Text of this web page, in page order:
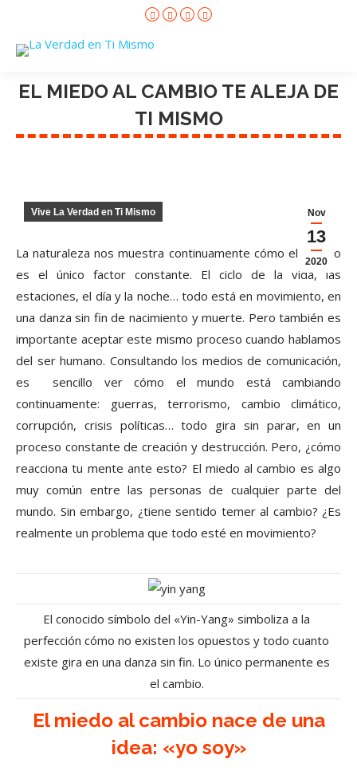
Facebook
window
X
window
Instagram
window
YouTube
window
EL MIEDO AL CAMBIO TE ALEJA DE
TI MISMO
Nov
13
2020
Vive La Verdad en Ti Mismo
La naturaleza nos muestra continuamente cómo el cambio
es el único factor constante. El ciclo de la vida, las
estaciones, el día y la noche… todo está en movimiento, en
una danza sin fin de nacimiento y muerte. Pero también es
importante aceptar este mismo proceso cuando hablamos
del ser humano. Consultando los medios de comunicación,
es sencillo ver cómo el mundo está cambiando
continuamente: guerras, terrorismo, cambio climático,
corrupción, crisis políticas… todo gira sin parar, en un
proceso constante de creación y destrucción. Pero, ¿cómo
reacciona tu mente ante esto? El miedo al cambio es algo
muy común entre las personas de cualquier parte del
mundo. Sin embargo, ¿tiene sentido temer al cambio? ¿Es
realmente un problema que todo esté en movimiento?
El conocido símbolo del «Yin-Yang» simboliza a la
perfección cómo no existen los opuestos y todo cuanto
existe gira en una danza sin fin. Lo único permanente es
el cambio.
El miedo al cambio nace de una
idea: «yo soy»